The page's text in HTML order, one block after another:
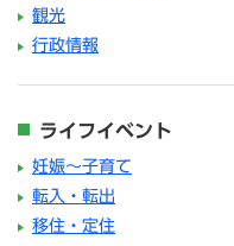
観光
行政情報
ライフイベント
妊娠～子育て
転入・転出
移住・定住